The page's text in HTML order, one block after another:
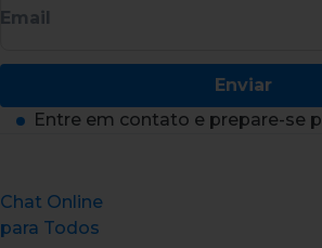
Email
Enviar
Entre em contato e prepare-se
Chat Online
para Todos